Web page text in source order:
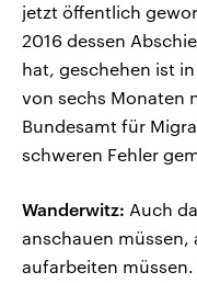
jetzt öffentlich
2016 dessen
hat, geschehen ist
von sechs Monaten
Bundesamt für
schweren Fehler
Wanderwitz: Auch
anschauen müssen,
aufarbeiten